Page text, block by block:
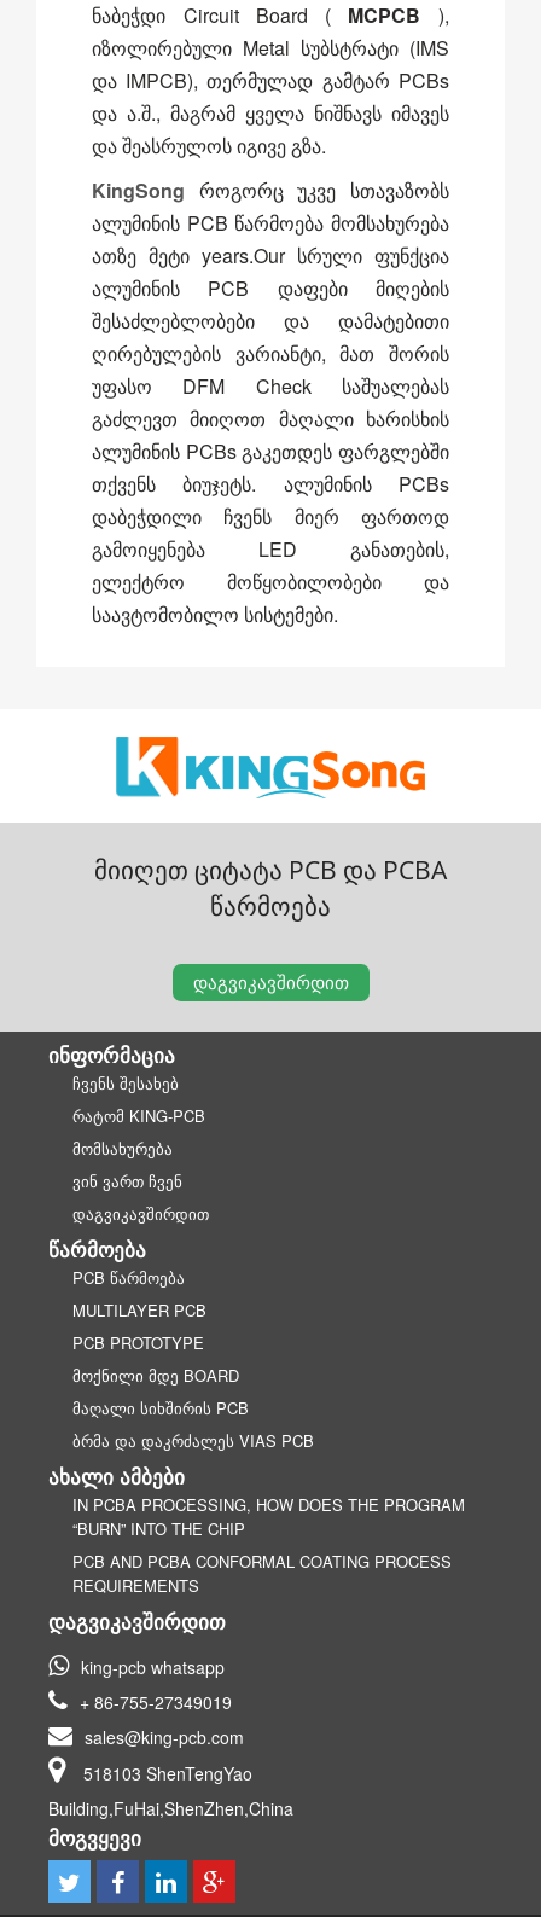
ნაბეჭდი Circuit Board ( MCPCB ),
იზოლირებული Metal სუბსტრატი (IMS
და IMPCB), თერმულად გამტარ PCBs
და ა.შ., მაგრამ ყველა ნიშნავს იმავეს
და შეასრულოს იგივე გზა.
KingSong როგორც უკვე სთავაზობს
ალუმინის PCB წარმოება მომსახურება
ათზე მეტი years.Our სრული ფუნქცია
ალუმინის PCB დაფები მიღების
შესაძლებლობები და დამატებითი
ღირებულების ვარიანტი, მათ შორის
უფასო DFM Check საშუალებას
გაძლევთ მიიღოთ მაღალი ხარისხის
ალუმინის PCBs გაკეთდეს ფარგლებში
თქვენს ბიუჯეტს. ალუმინის PCBs
დაბეჭდილი ჩვენს მიერ ფართოდ
გამოიყენება LED განათების,
ელექტრო მოწყობილობები და
საავტომობილო სისტემები.
მიიღეთ ციტატა PCB და PCBA
წარმოება
ᲓᲐᲒᲕᲘᲙᲐᲕᲨᲘᲠᲓᲘᲗ
ᲘᲜᲤᲝᲠᲛᲐᲪᲘᲐ
ᲩᲕᲔᲜᲡ ᲨᲔᲡᲐᲮᲔᲑ
ᲠᲐᲢᲝᲛ KING-PCB
ᲛᲝᲛᲡᲐᲮᲣᲠᲔᲑᲐ
ᲕᲘᲜ ᲕᲐᲠᲗ ᲩᲕᲔᲜ
ᲓᲐᲒᲕᲘᲙᲐᲕᲨᲘᲠᲓᲘᲗ
ᲬᲐᲠᲛᲝᲔᲑᲐ
PCB ᲬᲐᲠᲛᲝᲔᲑᲐ
MULTILAYER PCB
PCB PROTOTYPE
ᲛᲝᲥᲜᲘᲚᲘ ᲛᲓᲔ BOARD
ᲛᲐᲦᲐᲚᲘ ᲡᲘᲮᲨᲘᲠᲘᲡ PCB
ᲑᲠᲛᲐ ᲓᲐ ᲓᲐᲙᲠᲫᲐᲚᲔᲡ VIAS PCB
ᲐᲮᲐᲚᲘ ᲐᲛᲑᲔᲑᲘ
IN PCBA PROCESSING, HOW DOES THE PROGRAM
“BURN” INTO THE CHIP
PCB AND PCBA CONFORMAL COATING PROCESS
REQUIREMENTS
ᲓᲐᲒᲕᲘᲙᲐᲕᲨᲘᲠᲓᲘᲗ
king-pcb whatsapp
+ 86-755-27349019
sales@king-pcb.com
518103 ShenTengYao
Building,FuHai,ShenZhen,China
ᲛᲝᲒᲕᲧᲔᲕᲘ